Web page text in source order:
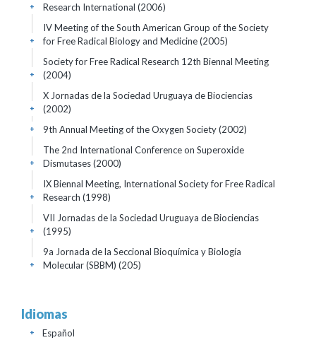
Research International (2006)
+
IV Meeting of the South American Group of the Society
for Free Radical Biology and Medicine(2005)
+
Society for Free Radical Research 12th Biennal Meeting
(2004)
+
X Jornadas de la Sociedad Uruguaya de Biociencias
(2002)
+
9th Annual Meeting of the Oxygen Society(2002)
+
The 2nd International Conference on Superoxide
Dismutases(2000)
+
IX Biennal Meeting, International Society for Free Radical
Research (1998)
+
VII Jornadas de la Sociedad Uruguaya de Biociencias
(1995)
+
9a Jornada de la Seccional Bioquímica y Biología
Molecular (SBBM) (205)
+
Idiomas
Español
+